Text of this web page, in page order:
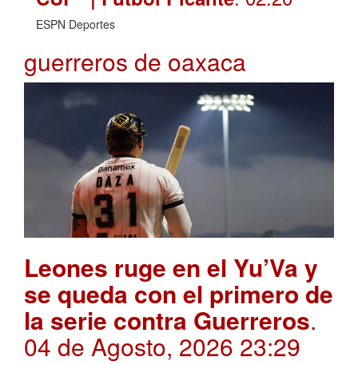
ESPN Deportes
guerreros de oaxaca
Leones ruge en el Yu’Va y
se queda con el primero de
la serie contra Guerreros.
04 de Agosto, 2026 23:29